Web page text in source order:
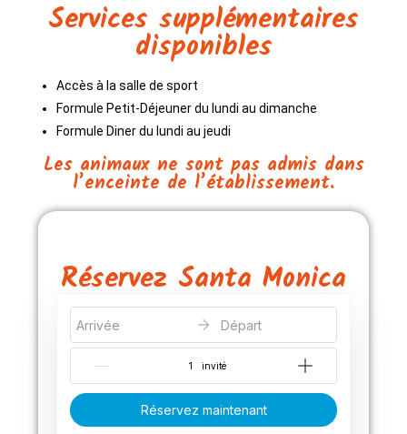
Services supplémentaires
disponibles
Accès à la salle de sport
Formule Petit-Déjeuner du lundi au dimanche
Formule Diner du lundi au jeudi
Les animaux ne sont pas admis dans
l’enceinte de l’établissement.
Réservez Santa Monica
Arrivée Départ
{{NumberOfGuests}} invité
Réservez maintenant